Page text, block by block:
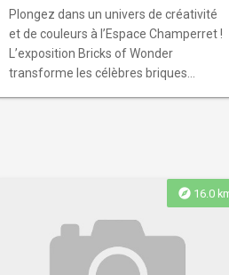
Plongez dans un univers de créativité
et de couleurs à l’Espace Champerret !
L’exposition Bricks of Wonder
transforme les célèbres briques
explore 16.0